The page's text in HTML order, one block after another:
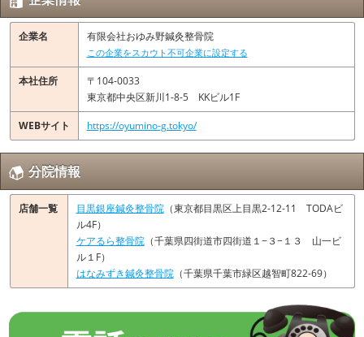
企業名 有限会社おゆみ野鍼灸整骨院
この企業をスカウト不可企業に設定する
本社住所
〒104-0033
東京都中央区新川1-8-5 KKビル1F
WEBサイト https://oyumino-g.tokyo/
分院情報
店舗一覧 目黒銀座鍼灸整骨院（東京都目黒区上目黒2-12-11 TODAビ
ル4F）
ケアるら整骨院（千葉県四街道市四街道１−３−１３ 山一ビ
ル１F）
はなみずき鍼灸整骨院（千葉県千葉市緑区越智町822-69）